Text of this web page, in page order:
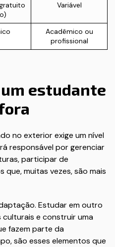
Variável
Acadêmico ou
profissional
um estudante
no exterior exige um nível
responsável por gerenciar
participar de
que, muitas vezes, são mais
Estudar em outro
culturais e construir uma
fazem parte da
são esses elementos que